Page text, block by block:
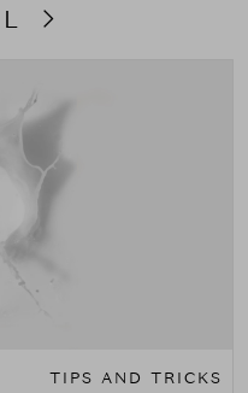
TIPS AND TRICKS